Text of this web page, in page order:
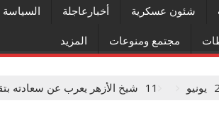
شئون عسكرية أخبارعاجلة السياسة
مجتمع ومنوعات المزيد
يونيو 11 شيخ الأزهر يعرب عن سعادته